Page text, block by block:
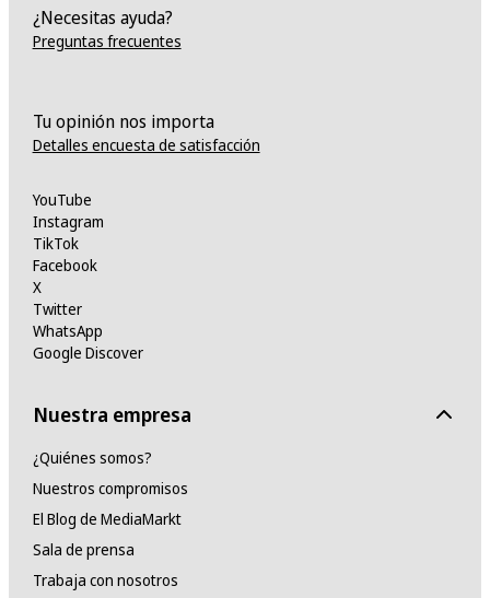
¿Necesitas ayuda?
Preguntas frecuentes
Tu opinión nos importa
Detalles encuesta de satisfacción
YouTube
Instagram
TikTok
Facebook
X
Twitter
WhatsApp
Google Discover
Nuestra empresa
¿Quiénes somos?
Nuestros compromisos
El Blog de MediaMarkt
Sala de prensa
Trabaja con nosotros